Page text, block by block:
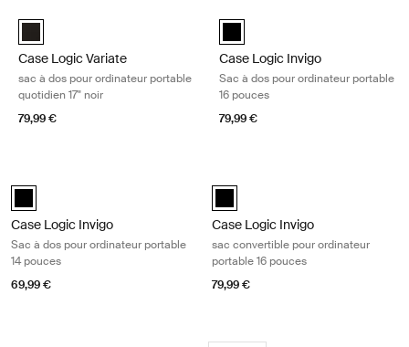
Case Logic Variate everyday laptop backpack 17" Noir (selected)
Case Logic Variate
sac à dos pour ordinateur portable
quotidien 17" noir
79,99 €
Case Logic Invigo backpack 16"
Case Logic Invigo
Sac à dos pour ordinateur portable
16 pouces
79,99 €
Case Logic Invigo backpack 14" Noir (selected)
Case Logic Invigo
Sac à dos pour ordinateur portable
14 pouces
69,99 €
Case Logic Invigo convertible
Case Logic Invigo
sac convertible pour ordinateur
portable 16 pouces
79,99 €
Case Logic Jaunt sac à dos pour ordinateur portable 16" Black
Case Logic Jaunt sac à dos pour